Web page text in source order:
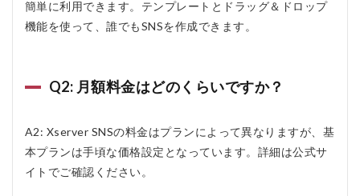
簡単に利用できます。テンプレートとドラッグ＆ドロップ
機能を使って、誰でもSNSを作成できます。
Q2: 月額料金はどのくらいですか？
A2: Xserver SNSの料金はプランによって異なりますが、基
本プランは手頃な価格設定となっています。詳細は公式サ
イトでご確認ください。